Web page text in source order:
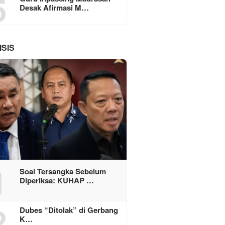
Desak Afirmasi M…
Soal Tersangka Sebelum
Diperiksa: KUHAP …
Dubes “Ditolak” di Gerbang
K…